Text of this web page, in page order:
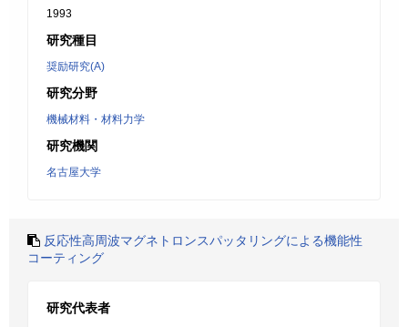
1993
研究種目
奨励研究(A)
研究分野
機械材料・材料力学
研究機関
名古屋大学
反応性高周波マグネトロンスパッタリングによる機能性
コーティング
研究代表者